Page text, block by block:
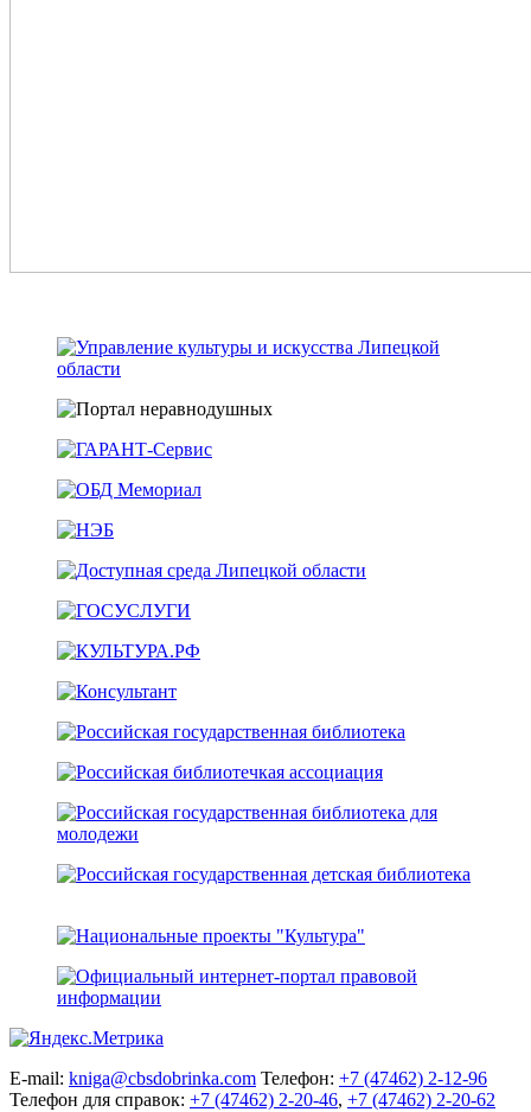
E-mail: kniga@cbsdobrinka.com Телефон: +7 (47462) 2-12-96
Телефон для справок: +7 (47462) 2-20-46, +7 (47462) 2-20-62